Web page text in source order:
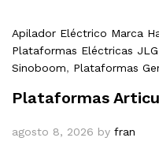
Apilador Eléctrico Marca
Plataformas Eléctricas JLG
Sinoboom, Plataformas
Plataformas
agosto 8, 2026 by fran